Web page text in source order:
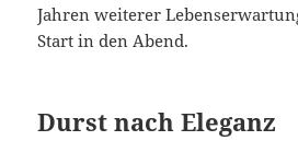
Jahren weiterer
Start in den Abend.
Durst nach Eleganz